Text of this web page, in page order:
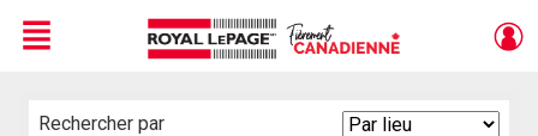
Menu
Rechercher par